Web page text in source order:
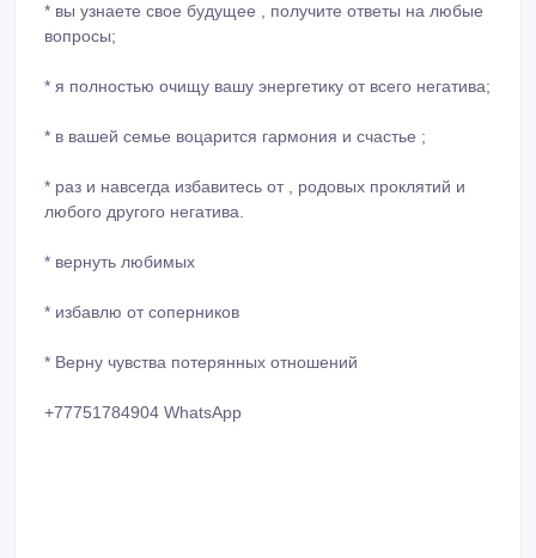
* вы узнаете свое будущее , получите ответы на любые
вопросы;
* я полностью очищу вашу энергетику от всего негатива;
* в вашей семье воцарится гармония и счастье ;
* раз и навсегда избавитесь от , родовых проклятий и
любого другого негатива.
* ⁠вернуть любимых
* ⁠избавлю от соперников
* ⁠Верну чувства потерянных отношений
+77751784904 WhatsApp